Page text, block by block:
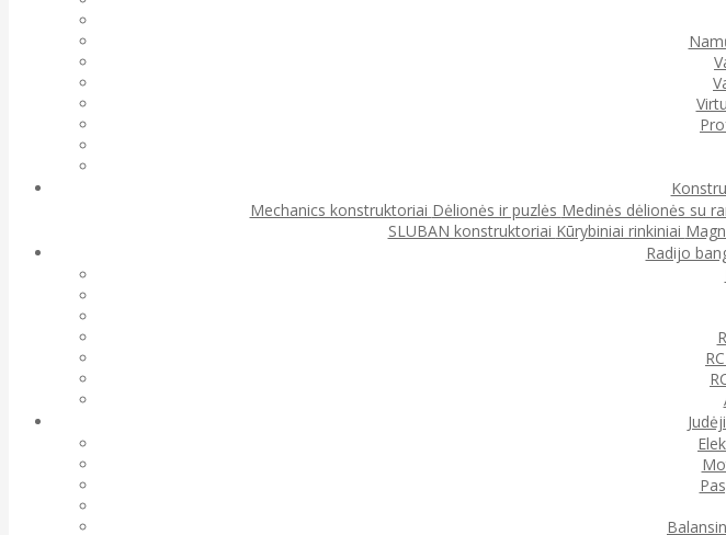
Mechanics konstruktoriai Dėlionės ir puzlės Medinės dėlionės su
SLUBAN konstruktoriai Kūrybiniai rinkiniai
Radijo